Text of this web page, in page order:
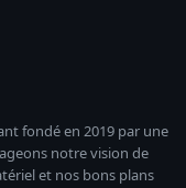
fondé en 2019 par une
notre vision de
et nos bons plans